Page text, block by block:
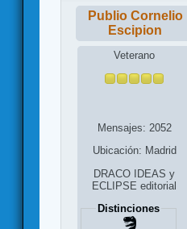
Publio Cornelio
Escipion
Veterano
Mensajes: 2052
Ubicación: Madrid
DRACO IDEAS y
ECLIPSE editorial
Distinciones